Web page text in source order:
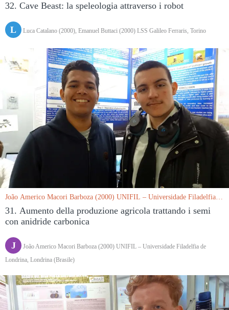
32. Cave Beast: la speleologia attraverso i robot
L Luca Catalano (2000), Emanuel Buttaci (2000) LSS Galileo Ferraris, Torino
João Americo Macori Barboza (2000) UNIFIL – Universidade Filadelfia
31. Aumento della produzione agricola trattando i semi
con anidride carbonica
J
João Americo Macori Barboza (2000) UNIFIL – Universidade Filadelfia de
Londrina, Londrina (Brasile)